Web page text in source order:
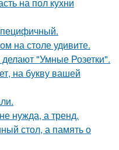
на столе удивите.
"Умные Розетки".
на букву вашей
нужда, а тренд.
стол, а память о